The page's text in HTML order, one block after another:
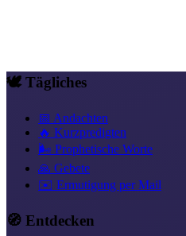
🕊️ Tägliches
📅 Andachten
🔥 Kurzpredigten
🌬️ Prophetische Worte
🙏 Gebete
✉️ Ermutigung per Mail
🧭 Entdecken